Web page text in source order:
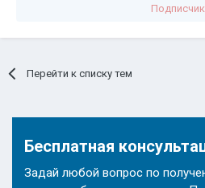
Перейти к списку тем
Бесплатная
Задай любой вопрос по